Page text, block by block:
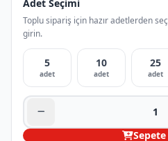
Adet Seçimi
Toplu sipariş için hazır adetlerden
girin.
5
adet
10
adet
25
adet